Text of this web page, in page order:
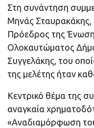
Στη συνάντηση
Μηνάς Σταυρακάκης,
Πρόεδρος της
Ολοκαυτώματος
Συγγελάκης, του
της μελέτης ήταν
Κεντρικό θέμα της
αναγκαία
«Αναδιαμόρφωση